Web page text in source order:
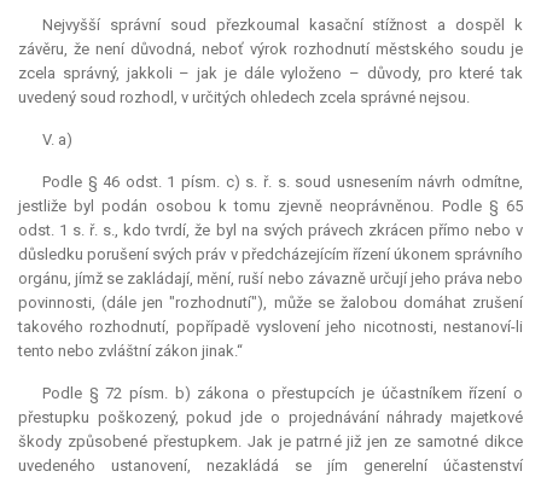
Nejvyšší správní soud přezkoumal kasační stížnost a dospěl k
závěru, že není důvodná, neboť výrok rozhodnutí městského soudu je
zcela správný, jakkoli – jak je dále vyloženo – důvody, pro které tak
uvedený soud rozhodl, v určitých ohledech zcela správné nejsou.
V. a)
Podle § 46 odst. 1 písm. c) s. ř. s. soud usnesením návrh odmítne,
jestliže byl podán osobou k tomu zjevně neoprávněnou. Podle § 65
odst. 1 s. ř. s., kdo tvrdí, že byl na svých právech zkrácen přímo nebo v
důsledku porušení svých práv v předcházejícím řízení úkonem správního
orgánu, jímž se zakládají, mění, ruší nebo závazně určují jeho práva nebo
povinnosti, (dále jen "rozhodnutí"), může se žalobou domáhat zrušení
takového rozhodnutí, popřípadě vyslovení jeho nicotnosti, nestanoví-li
tento nebo zvláštní zákon jinak.“
Podle § 72 písm. b) zákona o přestupcích je účastníkem řízení o
přestupku poškozený, pokud jde o projednávání náhrady majetkové
škody způsobené přestupkem. Jak je patrné již jen ze samotné dikce
uvedeného ustanovení, nezakládá se jím generelní účastenství